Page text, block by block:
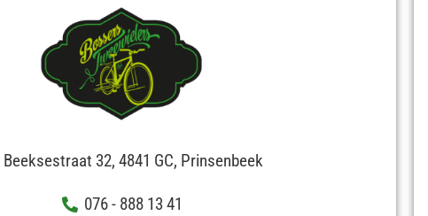
Beeksestraat 32, 4841 GC, Prinsenbeek
076 - 888 13 41